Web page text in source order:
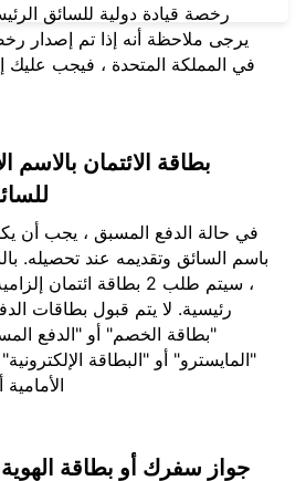
رخصة قيادة دولية للسائق
يرجى ملاحظة أنه إذا تم إصدار
في المملكة المتحدة ، فيجب عليك
بطاقة الائتمان بالاسم
في حالة الدفع المسبق ، يجب أن
باسم السائق وتقديمه عند تحصيله.
، سيتم طلب 2 بطاقة
رئيسية. لا يتم قبول بطاقات
"بطاقة الخصم" أو "الدفع
"المايسترو" أو "البطاقة
جواز سفرك أو بطاقة